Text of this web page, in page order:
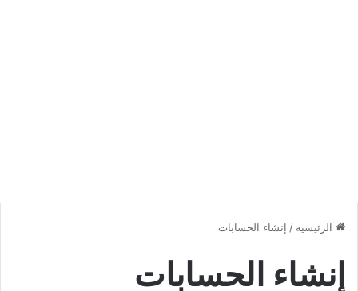
الرئيسية / إنشاء الحسابات
إنشاء الحسابات